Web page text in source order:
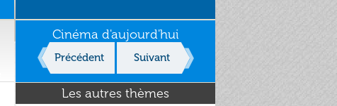
Cinéma d'aujourd'hui
Précédent Suivant
Les autres thèmes